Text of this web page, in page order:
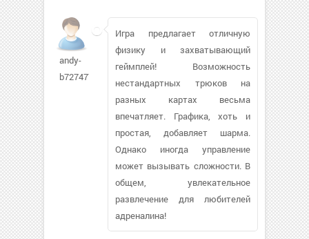
andy-
b7274771
Игра предлагает отличную
физику и захватывающий
геймплей! Возможность
нестандартных трюков на
разных картах весьма
впечатляет. Графика, хоть и
простая, добавляет шарма.
Однако иногда управление
может вызывать сложности. В
общем, увлекательное
развлечение для любителей
адреналина!